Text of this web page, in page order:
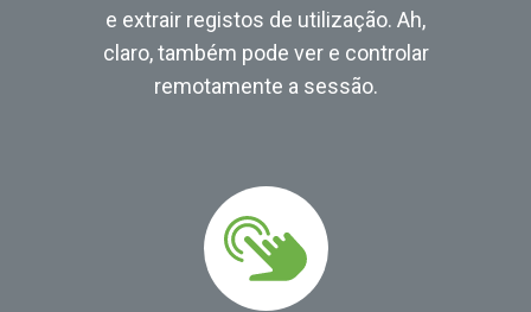
e extrair registos de utilização. Ah,
claro, também pode ver e controlar
remotamente a sessão.